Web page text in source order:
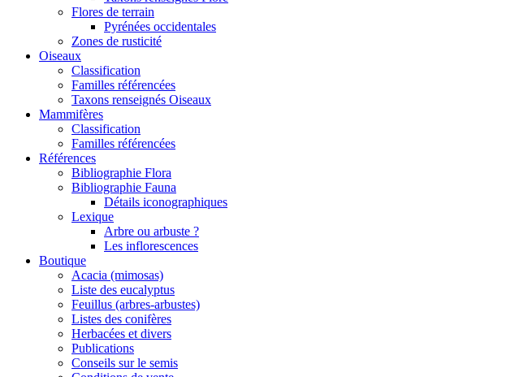
Flores de terrain
Pyrénées occidentales
Zones de rusticité
Oiseaux
Classification
Familles référencées
Taxons renseignés Oiseaux
Mammifères
Classification
Familles référencées
Références
Bibliographie Flora
Bibliographie Fauna
Détails iconographiques
Lexique
Arbre ou arbuste ?
Les inflorescences
Boutique
Acacia (mimosas)
Liste des eucalyptus
Feuillus (arbres-arbustes)
Listes des conifères
Herbacées et divers
Publications
Conseils sur le semis